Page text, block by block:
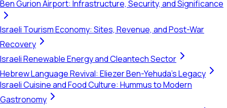
Ben Gurion Airport: Infrastructure, Security, and Significance
Israeli Tourism Economy: Sites, Revenue, and Post-War
Recovery
Israeli Renewable Energy and Cleantech Sector
Hebrew Language Revival: Eliezer Ben-Yehuda's Legacy
Israeli Cuisine and Food Culture: Hummus to Modern
Gastronomy